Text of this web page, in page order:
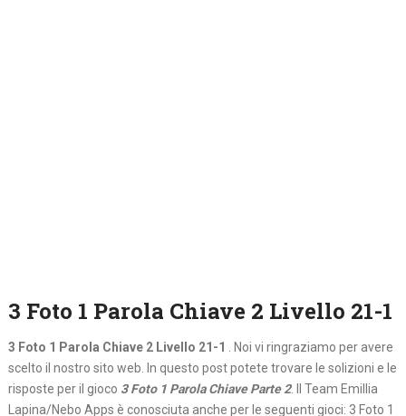
3 Foto 1 Parola Chiave 2 Livello 21-1
3 Foto 1 Parola Chiave 2 Livello 21-1 . Noi vi ringraziamo per avere
scelto il nostro sito web. In questo post potete trovare le solizioni e le
risposte per il gioco 3 Foto 1 Parola Chiave Parte 2. Il Team Emillia
Lapina/Nebo Apps è conosciuta anche per le seguenti gioci: 3 Foto 1